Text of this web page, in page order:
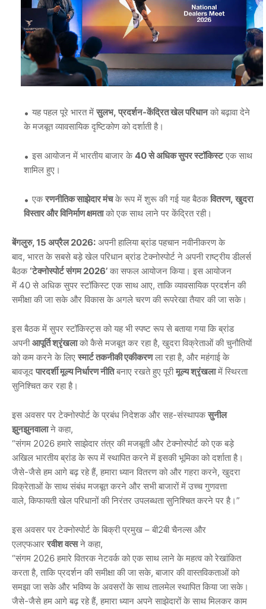
यह पहल पूरे भारत में सुलभ, प्रदर्शन-केंद्रितखेलपरिधानको बढ़ावा देने
के मजबूत व्यावसायिक दृष्टिकोण को दर्शाती है।
इस आयोजन में भारतीय बाजार के40सेअधिकसुपरस्टॉकिस्टएक साथ
शामिल हुए।
एकरणनीतिकसाझेदारमंचके रूप में शुरू की गई यह बैठकवितरण, खुदरा
विस्तारऔरविनिर्माणक्षमताको एक साथ लाने पर केंद्रित रही।
बेंगलुरु, 15 अप्रैल 2026: अपनी हालिया ब्रांड पहचान नवीनीकरण के
बाद, भारत के सबसे बड़े खेल परिधान ब्रांड टेक्नोस्पोर्ट ने अपनी राष्ट्रीय डीलर्स
बैठक‘टेक्नोस्पोर्टसंगम 2026’ का सफल आयोजन किया। इस आयोजन
में 40 से अधिक सुपर स्टॉकिस्ट एक साथ आए, ताकि व्यावसायिक प्रदर्शन की
समीक्षा की जा सके और विकास के अगले चरण की रूपरेखा तैयार की जा सके।
इस बैठक में सुपर स्टॉकिस्ट्स को यह भी स्पष्ट रूप से बताया गया कि ब्रांड
अपनीआपूर्तिश्रृंखलाको कैसे मजबूत कर रहा है, खुदरा विक्रेताओं की चुनौतियों
को कम करने के लिए स्मार्टतकनीकीएकीकरणला रहा है, और महंगाई के
बावजूद पारदर्शीमूल्यनिर्धारणनीतिबनाए रखते हुए पूरीमूल्यश्रृंखलामें स्थिरता
सुनिश्चित कर रहा है।
इस अवसर पर टेक्नोस्पोर्ट के प्रबंध निदेशक और सह-संस्थापकसुनील
झुनझुनवालाने कहा,
“संगम 2026 हमारे साझेदार तंत्र की मजबूती और टेक्नोस्पोर्ट को एक बड़े
अखिल भारतीय ब्रांड के रूप में स्थापित करने में इसकी भूमिका को दर्शाता है।
जैसे-जैसे हम आगे बढ़ रहे हैं, हमारा ध्यान वितरण को और गहरा करने, खुदरा
विक्रेताओं के साथ संबंध मजबूत करने और सभी बाजारों में उच्च गुणवत्ता
वाले, किफायती खेल परिधानों की निरंतर उपलब्धता सुनिश्चित करने पर है।”
इस अवसर पर टेक्नोस्पोर्ट के बिक्री प्रमुख – बी2बी चैनल्स और
एलएफआर रवीशवत्सने कहा,
“संगम 2026 हमारे वितरक नेटवर्क को एक साथ लाने के महत्व को रेखांकित
करता है, ताकि प्रदर्शन की समीक्षा की जा सके, बाजार की वास्तविकताओं को
समझा जा सके और भविष्य के अवसरों के साथ तालमेल स्थापित किया जा सके।
जैसे-जैसे हम आगे बढ़ रहे हैं, हमारा ध्यान अपने साझेदारों के साथ मिलकर काम